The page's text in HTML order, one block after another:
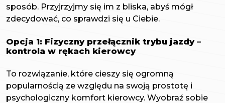
sposób. Przyjrzyjmy się im z bliska, abyś mógł
zdecydować, co sprawdzi się u Ciebie.
Opcja 1: Fizyczny przełącznik trybu jazdy –
kontrola w rękach kierowcy
To rozwiązanie, które cieszy się ogromną
popularnością ze względu na swoją prostotę i
psychologiczny komfort kierowcy. Wyobraź sobie